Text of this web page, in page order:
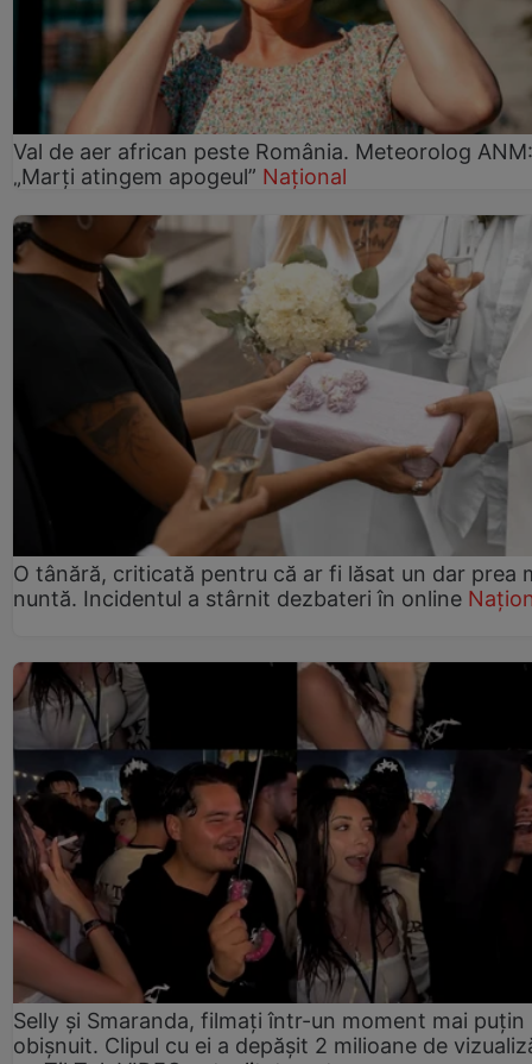
Val de aer african peste România. Meteorolog ANM:
„Marți atingem apogeul” Național
O tânără, criticată pentru că ar fi lăsat un dar prea
nuntă. Incidentul a stârnit dezbateri în online
Selly și Smaranda, filmați într-un moment mai puțin
obișnuit. Clipul cu ei a depășit 2 milioane de